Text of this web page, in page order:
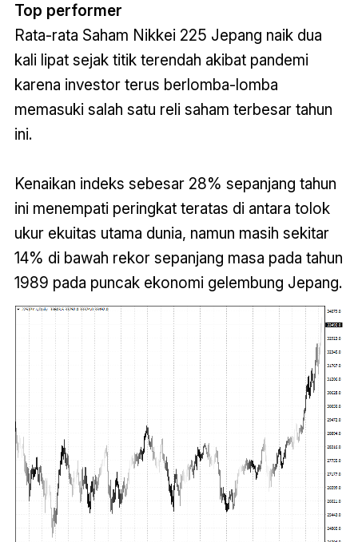
Top performer
Rata-rata Saham Nikkei 225 Jepang naik dua
kali lipat sejak titik terendah akibat pandemi
karena investor terus berlomba-lomba
memasuki salah satu reli saham terbesar tahun
ini.
Kenaikan indeks sebesar 28% sepanjang tahun
ini menempati peringkat teratas di antara tolok
ukur ekuitas utama dunia, namun masih sekitar
14% di bawah rekor sepanjang masa pada tahun
1989 pada puncak ekonomi gelembung Jepang.